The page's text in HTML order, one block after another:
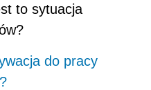
to sytuacja
do pracy